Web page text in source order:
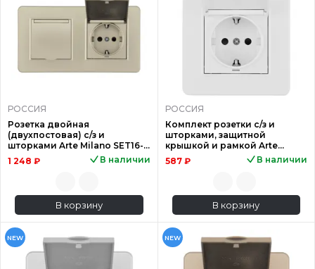
РОССИЯ
Розетка двойная
(двухпостовая) с/з и
шторками Arte Milano SET16-
2-41-1x2 shampan
1 248 ₽ В наличии
В корзину
РОССИЯ
Комплект розетки с/з и
шторками, защитной
крышкой и рамкой Arte
Milano SET16-1-41-1 white
587 ₽ В наличии
В корзину
NEW NEW